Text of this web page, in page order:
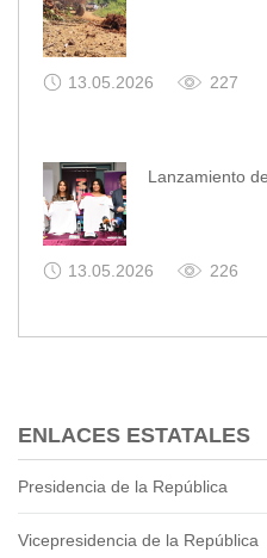
13.05.2026 227
Lanzamiento
13.05.2026 226
ENLACES ESTATALES
Presidencia de la República
Vicepresidencia de la República